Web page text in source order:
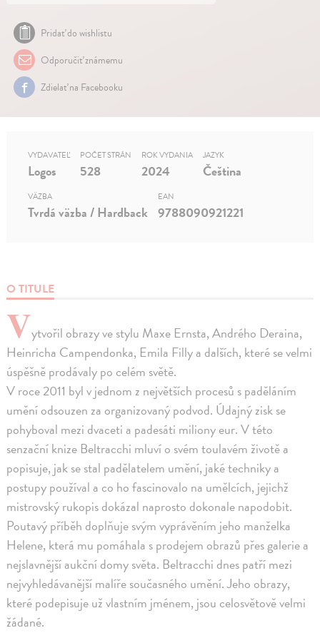
Pridať do wishlistu
Odporučiť známemu
Zdielať na Facebooku
O TITULE
Vytvořil obrazy ve stylu Maxe Ernsta, Andrého Deraina,
Heinricha Campendonka, Emila Filly a dalších, které se velmi
úspěšně prodávaly po celém světě.
V roce 2011 byl v jednom z největších procesů s paděláním
umění odsouzen za organizovaný podvod. Údajný zisk se
pohyboval mezi dvaceti a padesáti miliony eur. V této
senzační knize Beltracchi mluví o svém toulavém životě a
popisuje, jak se stal padělatelem umění, jaké techniky a
postupy používal a co ho fascinovalo na umělcích, jejichž
mistrovský rukopis dokázal naprosto dokonale napodobit.
Poutavý příběh doplňuje svým vyprávěním jeho manželka
Helene, která mu pomáhala s prodejem obrazů přes galerie a
nejslavnější aukční domy světa. Beltracchi dnes patří mezi
nejvyhledávanější malíře současného umění. Jeho obrazy,
které podepisuje už vlastním jménem, jsou celosvětově velmi
žádané.
VYDAVATEĽ
Logos
POČET STRÁN
528
ROK VYDANIA
2024
JAZYK
Čeština
VÄZBA
Tvrdá väzba / Hardback
EAN
9788090921221